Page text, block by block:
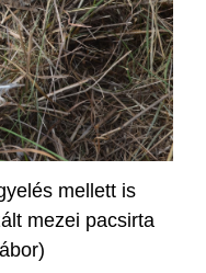
mellett is
mezei pacsirta